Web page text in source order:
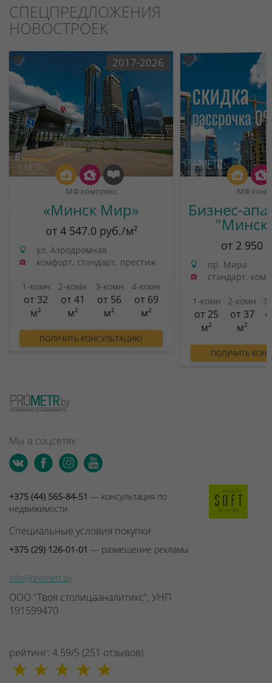
СПЕЦПРЕДЛОЖЕНИЯ
НОВОСТРОЕК
2017-2026
МФ комплекс
«Минск Мир»
от 4 547.0 руб./м²
ул. Аэродромная
комфорт, стандарт, престиж
1-комн
от 32
м²
2-комн
от 41
м²
3-комн
от 56
м²
4-комн
от 69
м²
ПОЛУЧИТЬ КОНСУЛЬТАЦИЮ
МФ
Бизнес-
от 2 950
пр. Мира
стандарт,
1-комн
от 25
м²
2-комн
от 37
м²
ПОЛУЧИТЬ
Мы в соцсетях
+375 (44) 565-84-51 — консультация по
недвижимости
Специальные условия покупки
+375 (29) 126-01-01 — размещение рекламы
info@prometr.by
ООО "Твоя столицааналитикс", УНП
191599470
рейтинг: 4.59/5 (251 отзывов)